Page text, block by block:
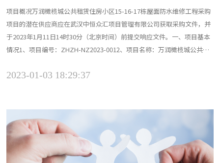
项目概况万润橄榄城公共租赁住房小区15-16-17栋屋面防水维修工程采购
项目的潜在供应商应在武汉中恒众汇项目管理有限公司获取采购文件，并
于2023年1月11日14时30分（北京时间）前提交响应文件。一、项目基本
情况1、项目编号：ZHZH-NZ2023-0012、项目名称：万润橄榄城公共租
额：85.8万元5、最高限价：85.8万元6、采购需求：本次采购共分1个项目
2023-01-03 18:29:37